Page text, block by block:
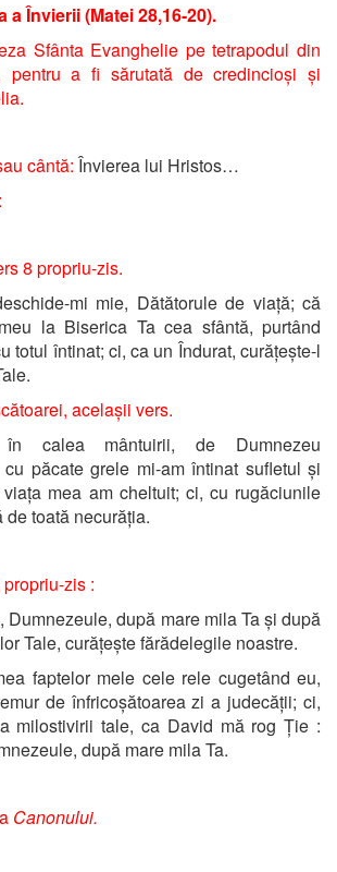
a Învierii (Matei 28,16-20).
Sfânta Evanghelie pe tetrapodul din
pentru a fi sărutată de credincioși și
cântă: Învierea lui Hristos…
8 propriu-zis.
mi mie, Dătătorule de viață; că
la Biserica Ta cea sfântă, purtând
totul întinat; ci, ca un Îndurat, curățește-l
acelașii vers.
în calea mântuirii, de Dumnezeu
păcate grele mi-am întinat sufletul și
mea am cheltuit; ci, cu rugăciunile
de toată necurăția.
zis :
Dumnezeule, după mare mila Ta și după
Tale, curățește fărădelegile noastre.
faptelor mele cele rele cugetând eu,
de înfricoșătoarea zi a judecății; ci,
milostivirii tale, ca David mă rog Ție :
după mare mila Ta.
Canonului.